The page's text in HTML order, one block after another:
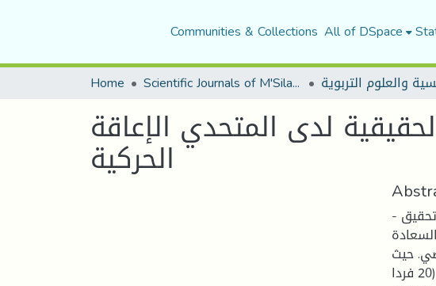
Communities & Collections All of DSpace
Home Scientific Journals of M'Sila University
لدى المتحدي الإعاقة
الحركية
- الملخص: تهدف الدراسة إلى معرفة دور ممارسة النشاط الرياضي على تحقيق
حيث
استخدم المنهج الوصفي بالأسلوب المقارن على عينة شملت 40 فردا (20 فردا